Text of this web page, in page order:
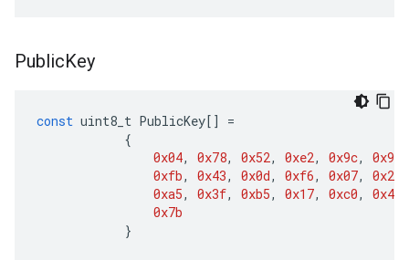
PublicKey
const uint8_t PublicKey[]
=
{
0x04, 0x78, 0x52, 0xe2, 0x9c, 0x92
0xfb, 0x43, 0x0d, 0xf6, 0x07, 0x29
0xa5, 0x3f, 0xb5, 0x17, 0xc0, 0x47
0x7b
}